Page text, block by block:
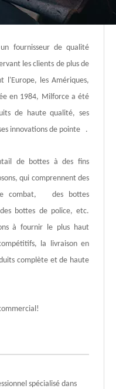
fournisseur de qualité
les clients de plus de
l'Europe, les Amériques,
en 1984, Milforce a été
de haute qualité, ses
innovations de pointe .
de bottes à des fins
qui comprennent des
combat, des bottes
bottes de police, etc.
à fournir le plus haut
la livraison en
complète et de haute
spécialisé dans